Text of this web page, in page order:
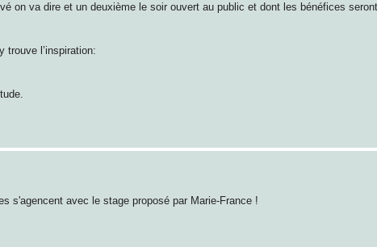
on va dire et un deuxième le soir ouvert au public et dont les bénéfices
trouve l’inspiration:
s'agencent avec le stage proposé par Marie-France !